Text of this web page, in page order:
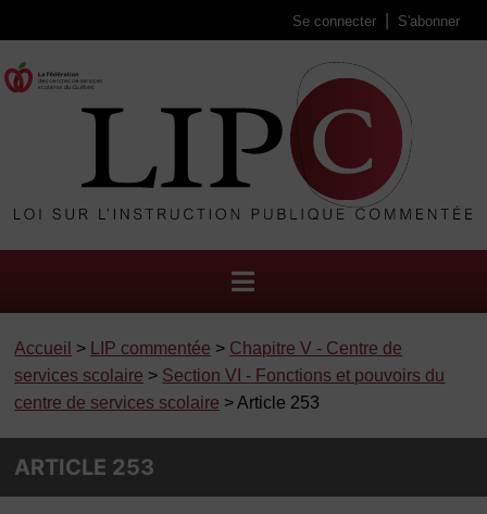
Se connecter S'abonner
Accueil > LIP commentée > Chapitre V - Centre de
services scolaire > Section VI - Fonctions et pouvoirs du
centre de services scolaire > Article 253
ARTICLE 253